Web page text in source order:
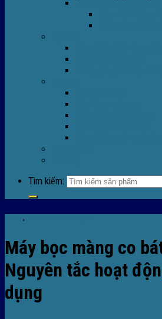
Tìm kiếm:
,
Máy bọc màng co
Nguyên tắc hoạt
dụng